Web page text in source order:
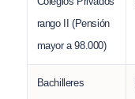
rango II (Pensión
mayor a 98.000)
Bachilleres